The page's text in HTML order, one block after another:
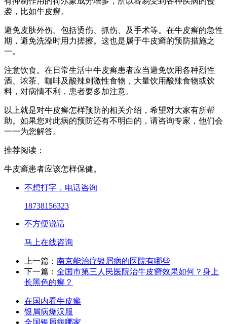
袭，比如牛皮癣。
避免皮肤外伤。包括烫伤、抓伤、及手术等。在牛皮癣的急性
期，避免洗澡时用力搓擦。这也是属于牛皮癣的预防措施之
一。
注意饮食。在日常生活中牛皮癣患者应当避免饮用各种烈性
酒、浓茶、咖啡及酸辣刺激性食物，大量饮用酸辣食物或饮
料，对病情不利，患者要多加注意。
以上就是对牛皮癣怎样预防的相关介绍，希望对大家有所帮
助。如果您对此病的预防还有不明白的，请咨询专家，他们会
一一为您解答。
推荐阅读：
牛皮癣患者应该怎样保健。
不想打字，电话咨询
18738156323
不方便说话
马上在线咨询
上一篇： 南京能治疗银屑病的医院有哪些
下一篇： 全国市第三人民医院治牛皮癣效果如何？身上
长黑色的癣？
在国内看牛皮癣
银屑病爆汉服
全国银屑病哪家